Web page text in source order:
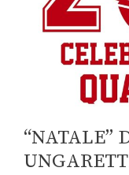
“NATALE”